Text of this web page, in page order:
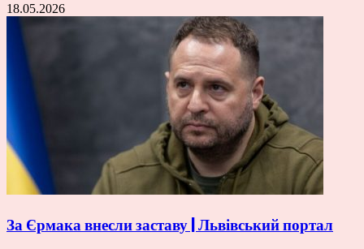
18.05.2026
За Єрмака внесли заставу | Львівський портал